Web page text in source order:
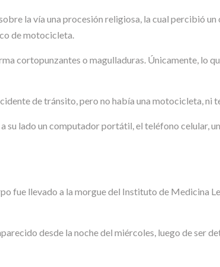
la vía una procesión religiosa, la cual percibió
de motocicleta.
cortopunzantes o magulladuras. Únicamente, lo
de tránsito, pero no había una motocicleta, ni
su lado un computador portátil, el teléfono celular,
fue llevado a la morgue del Instituto de Medicina
desde la noche del miércoles, luego de ser